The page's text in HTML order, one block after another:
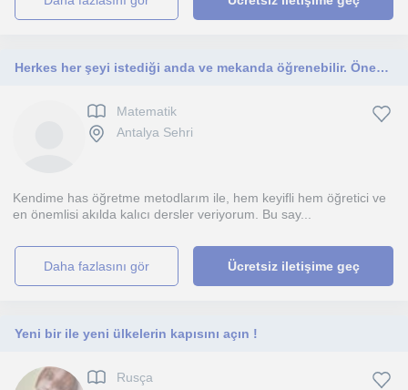
Herkes her şeyi istediği anda ve mekanda öğrenebilir. Önemli olan öğretme metodudur.
Matematik
Antalya Sehri
Kendime has öğretme metodlarım ile, hem keyifli hem öğretici ve
en önemlisi akılda kalıcı dersler veriyorum. Bu say...
daha fazlasını gör Ücretsiz iletişime geç
Yeni bir ile yeni ülkelerin kapısını açın !
Rusça